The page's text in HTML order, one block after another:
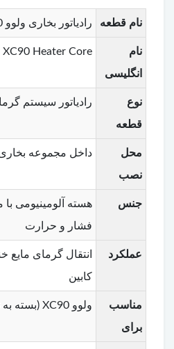
نام قطعه رادیاتور بخاری ولوو XC90
نام
انگلیسی
XC90 Heater Core
نوع
قطعه
رادیاتور سیستم
محل
نصب
داخل مجموعه
جنس
هسته آلومینیومی با
فشار و حرارت
عملکرد
انتقال گرمای مایع
کابین
مناسب
برای
ولوو XC90 (بسته به نوع موتور و سال تولید)